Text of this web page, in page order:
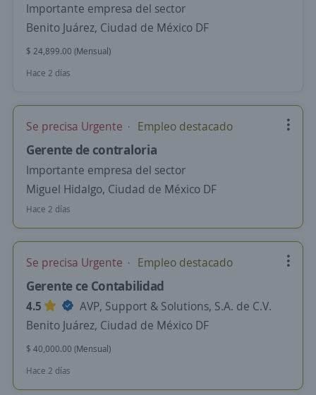
Importante empresa del sector
Benito Juárez, Ciudad de México DF
$ 24,899.00 (Mensual)
Hace 2 días
Se precisa Urgente Empleo destacado
Gerente de contraloria
Importante empresa del sector
Miguel Hidalgo, Ciudad de México DF
Hace 2 días
Se precisa Urgente Empleo destacado
Gerente ce Contabilidad
4.5
AVP, Support & Solutions, S.A. de C.V.
Benito Juárez, Ciudad de México DF
$ 40,000.00 (Mensual)
Hace 2 días